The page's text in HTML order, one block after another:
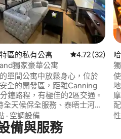
平均評分（滿分 5 分）
區的私有公寓 從 32 則評價
4.72 (32)
獨家豪華公寓
單間公寓中放鬆身心，位於
全的開發區，距離Canning
鐘路程，有極佳的2區交通。
全天候保全服務、泰晤士河景
停車位。 住戶的設備包括設
房、蒸汽房、按摩浴缸和瑜
房客可以申請使用。 附近
· 空調設備
備與服務